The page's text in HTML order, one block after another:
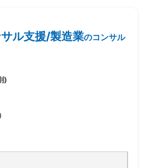
ル支援/製造業のコンサル
)